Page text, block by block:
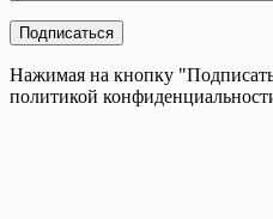
Нажимая на кнопку
политикой